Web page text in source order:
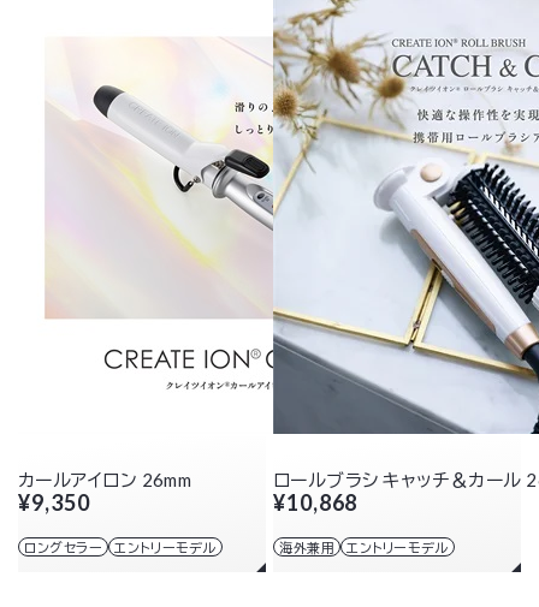
カールアイロン 26mm
¥9,350
ロングセラー エントリーモデル
ロールブラシ キャッチ＆カール
¥10,868
海外兼用 エントリーモデル